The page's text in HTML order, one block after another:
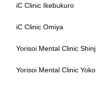
iC Clinic Ikebukuro
iC Clinic Omiya
Yorisoi Mental Clinic
Yorisoi Mental Clinic